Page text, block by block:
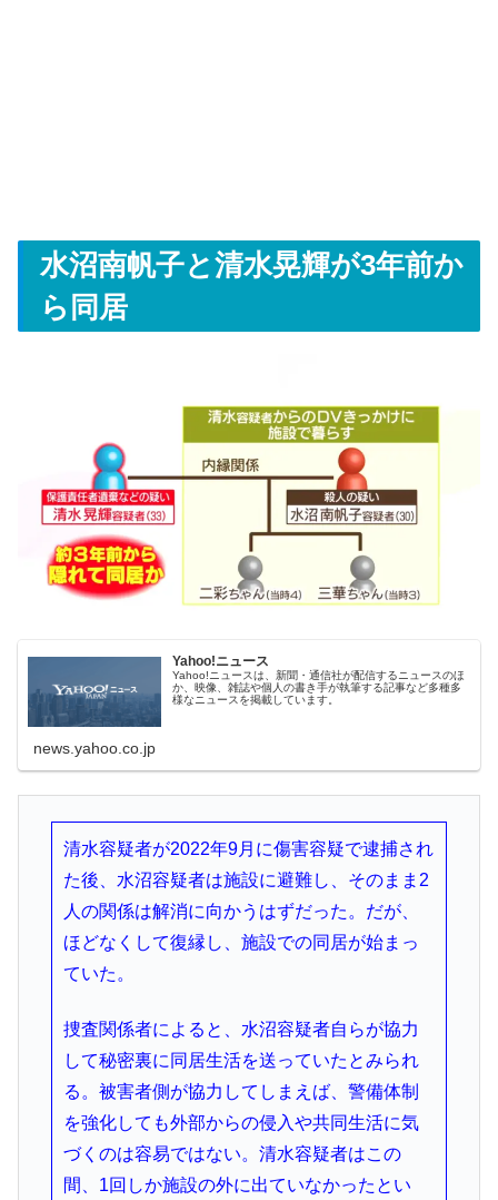
水沼南帆子と清水晃輝が3年前か
ら同居
Yahoo!ニュース
Yahoo!ニュースは、新聞・通信社が配信するニュースのほ
か、映像、雑誌や個人の書き手が執筆する記事など多種多
様なニュースを掲載しています。
news.yahoo.co.jp
清水容疑者が2022年9月に傷害容疑で逮捕され
た後、水沼容疑者は施設に避難し、そのまま2
人の関係は解消に向かうはずだった。だが、
ほどなくして復縁し、施設での同居が始まっ
ていた。
捜査関係者によると、水沼容疑者自らが協力
して秘密裏に同居生活を送っていたとみられ
る。被害者側が協力してしまえば、警備体制
を強化しても外部からの侵入や共同生活に気
づくのは容易ではない。清水容疑者はこの
間、1回しか施設の外に出ていなかったとい